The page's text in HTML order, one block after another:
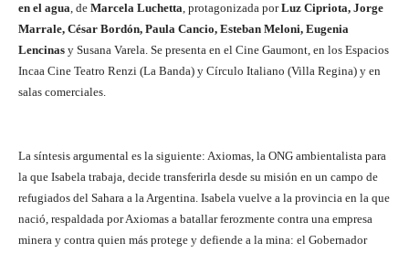
en el agua, de Marcela Luchetta, protagonizada porLuz Cipriota, Jorge
Marrale, César Bordón, Paula Cancio, Esteban Meloni, Eugenia
Lencinas y Susana Varela. Se presenta en el Cine Gaumont, en los Espacios
Incaa Cine Teatro Renzi (La Banda) y Círculo Italiano (Villa Regina) y en
salas comerciales.
La síntesis argumental es la siguiente: Axiomas, la ONG ambientalista para
la que Isabela trabaja, decide transferirla desde su misión en un campo de
refugiados del Sahara a la Argentina. Isabela vuelve a la provincia en la que
nació, respaldada por Axiomas a batallar ferozmente contra una empresa
minera y contra quien más protege y defiende a la mina: el Gobernador